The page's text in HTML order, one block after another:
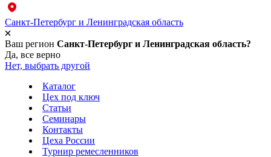
Санкт-Петербург и Ленинградская область
Ваш регион Санкт-Петербург и Ленинградская область?
Да, все верно
Нет, выбрать другой
Каталог
Цех под ключ
Статьи
Семинары
Контакты
Цеха России
Турнир ремесленников